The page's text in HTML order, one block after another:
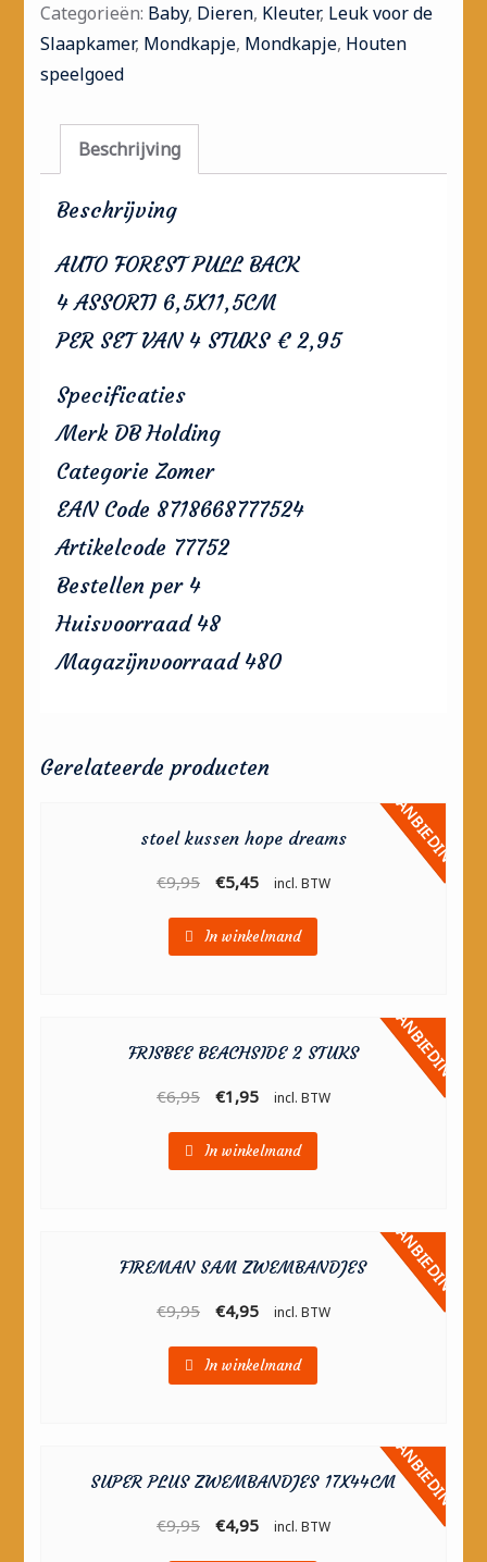
Categorieën: Baby, Dieren, Kleuter, Leuk voor de
Slaapkamer, Mondkapje, Mondkapje, Houten
speelgoed
Beschrijving
Beschrijving
AUTO FOREST PULL BACK
4 ASSORTI 6,5X11,5CM
PER SET VAN 4 STUKS € 2,95
Specificaties
Merk DB Holding
Categorie Zomer
EAN Code 8718668777524
Artikelcode 77752
Bestellen per 4
Huisvoorraad 48
Magazijnvoorraad 480
Gerelateerde producten
AANBIEDING!
stoel kussen hope dreams
€9,95 €5,45 incl. BTW
In winkelmand
AANBIEDING!
FRISBEE BEACHSIDE 2 STUKS
€6,95 €1,95 incl. BTW
In winkelmand
AANBIEDING!
FIREMAN SAM ZWEMBANDJES
€9,95 €4,95 incl. BTW
In winkelmand
AANBIEDING!
SUPER PLUS ZWEMBANDJES 17X44CM
€9,95 €4,95 incl. BTW